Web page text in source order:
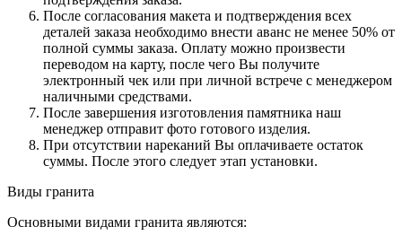
После согласования макета и подтверждения всех
деталей заказа необходимо внести аванс не менее 50% от
полной суммы заказа. Оплату можно произвести
переводом на карту, после чего Вы получите
электронный чек или при личной встрече с менеджером
наличными средствами.
После завершения изготовления памятника наш
менеджер отправит фото готового изделия.
При отсутствии нареканий Вы оплачиваете остаток
суммы. После этого следует этап установки.
Виды гранита
Основными видами гранита являются: